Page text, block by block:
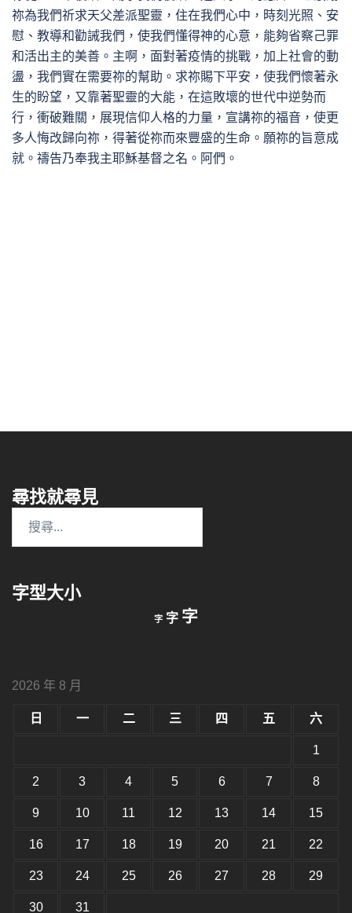
祢為我們祈求天父差派聖靈，住在我們心中，時刻光照、安
慰、教導和勸誡我們，使我們懂得神的心意，能夠省察己罪
和活出主的美善。主啊，面對著疫情的挑戰，加上社會的動
盪，我們實在需要祢的幫助。求祢賜下平安，使我們懷著永
生的盼望，又靠著聖靈的大能，在這敗壞的世代中逆勢而
行，衝破難關，展現信仰人格的力量，宣講祢的福音，使更
多人悔改歸向祢，得著從祢而來豐盛的生命。願祢的旨意成
就。禱告乃奉我主耶穌基督之名。阿們。
尋找就尋見
字:
字型大小
字 小
字重
小。
字放
2026 年 8 月
日 一 二 三 四 五 六
1
2 3 4 5 6 7 8
9 10 11 12 13 14 15
16 17 18 19 20 21 22
23 24 25 26 27 28 29
30 31